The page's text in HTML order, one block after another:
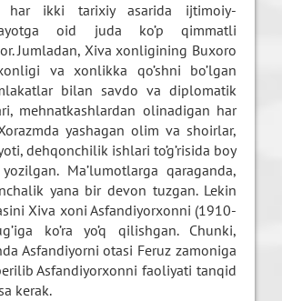
har ikki tarixiy asarida ijtimoiy-
oid juda ko’p qimmatli
Jumladan, Xiva xonligining Buxoro
va xonlikka qo’shni bo’lgan
bilan savdo va diplomatik
mehnatkashlardan olinadigan har
yashagan olim va shoirlar,
dehqonchilik ishlari to’g’risida boy
Ma’lumotlarga qaraganda,
yana bir devon tuzgan. Lekin
Xiva xoni Asfandiyorxonni (1910-
ko’ra yo’q qilishgan. Chunki,
Asfandiyorni otasi Feruz zamoniga
Asfandiyorxonni faoliyati tanqid
kerak.